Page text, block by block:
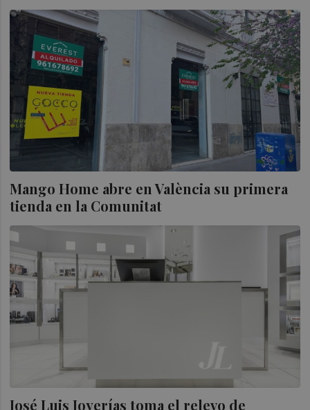
Mango Home abre en València su primera
tienda en la Comunitat
José Luis Joyerías toma el relevo de